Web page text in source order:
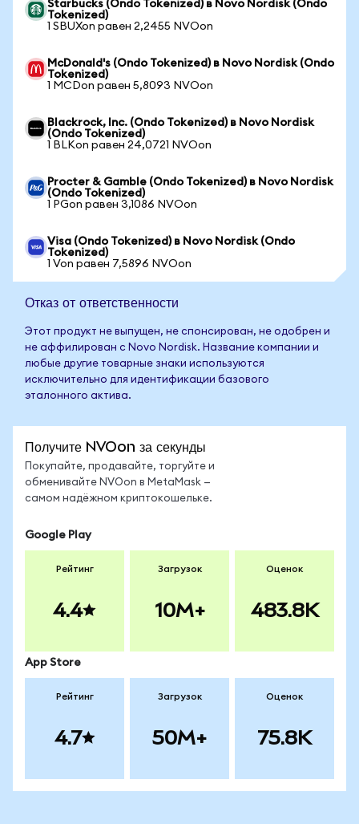
Starbucks (Ondo Tokenized) в Novo Nordisk (Ondo
Tokenized)
1 SBUXon равен 2,2455 NVOon
McDonald's (Ondo Tokenized) в Novo Nordisk (Ondo
Tokenized)
1 MCDon равен 5,8093 NVOon
Blackrock, Inc. (Ondo Tokenized) в Novo Nordisk
(Ondo Tokenized)
1 BLKon равен 24,0721 NVOon
Procter & Gamble (Ondo Tokenized) в Novo Nordisk
(Ondo Tokenized)
1 PGon равен 3,1086 NVOon
Visa (Ondo Tokenized) в Novo Nordisk (Ondo
Tokenized)
1 Von равен 7,5896 NVOon
Отказ от ответственности
Этот продукт не выпущен, не спонсирован, не одобрен и
не аффилирован с Novo Nordisk. Название компании и
любые другие товарные знаки используются
исключительно для идентификации базового
эталонного актива.
Получите NVOon за секунды
Покупайте, продавайте, торгуйте и
обменивайте NVOon в MetaMask —
самом надёжном криптокошельке.
Google Play
Рейтинг
4.4
Загрузок
10M+
Оценок
483.8K
App Store
Рейтинг
4.7
Загрузок
50M+
Оценок
75.8K